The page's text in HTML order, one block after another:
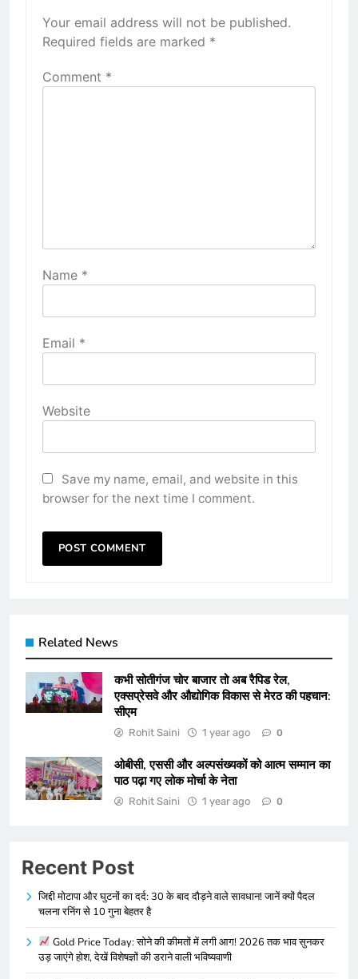
Your email address will not be published.
Required fields are marked *
Comment *
Name *
Email *
Website
Save my name, email, and website in this
browser for the next time I comment.
Related News
कभी सोतीगंज चोर बाजार तो अब रैपिड रेल,
एक्सप्रेसवे और औद्योगिक विकास से मेरठ की पहचान:
सीएम
Rohit Saini 1 year ago 0
ओबीसी, एससी और अल्पसंख्यकों को आत्म सम्मान का
पाठ पढ़ा गए लोक मोर्चा के नेता
Rohit Saini 1 year ago 0
Recent Post
जिद्दी मोटापा और घुटनों का दर्द: 30 के बाद दौड़ने वाले सावधान! जानें क्यों पैदल
चलना रनिंग से 10 गुना बेहतर है
Gold Price Today: सोने की कीमतों में लगी आग! 2026 तक भाव सुनकर
उड़ जाएंगे होश, देखें विशेषज्ञों की डराने वाली भविष्यवाणी